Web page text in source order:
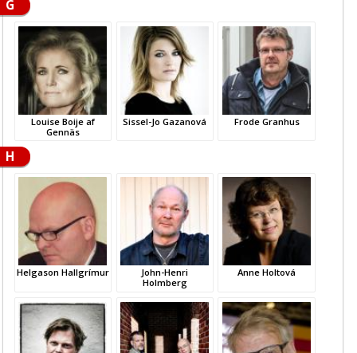
G
Louise Boije af
Gennäs
Sissel-Jo Gazanová Frode Granhus
H
Helgason Hallgrímur
John-Henri
Holmberg
Anne Holtová